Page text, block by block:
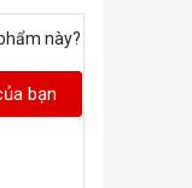
này?
bạn